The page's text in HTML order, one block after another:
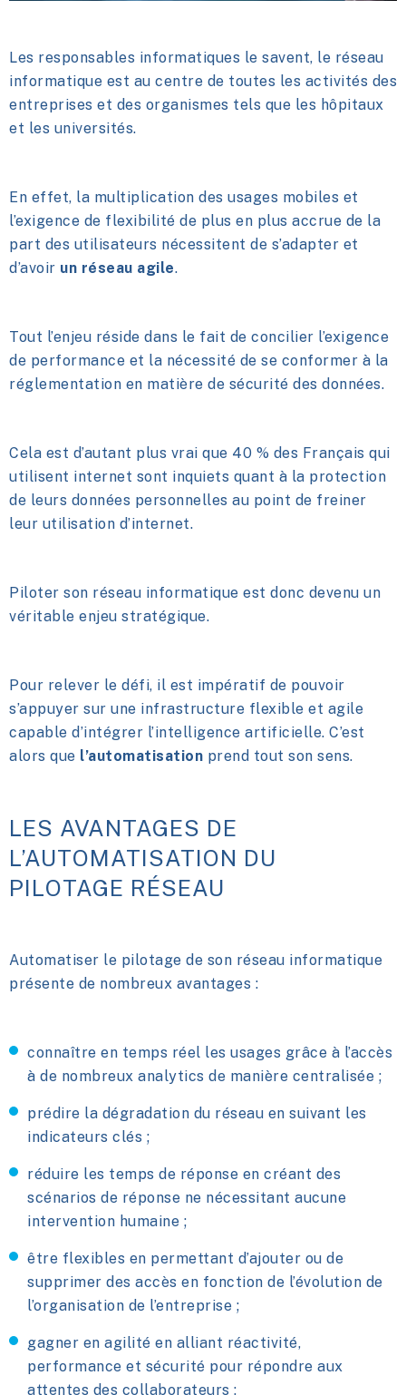
Les responsables informatiques le savent, le réseau
informatique est au centre de toutes les activités des
entreprises et des organismes tels que les hôpitaux
et les universités.
En effet, la multiplication des usages mobiles et
l’exigence de flexibilité de plus en plus accrue de la
part des utilisateurs nécessitent de s’adapter et
d’avoir un réseau agile.
Tout l’enjeu réside dans le fait de concilier l’exigence
de performance et la nécessité de se conformer à la
réglementation en matière de sécurité des données.
Cela est d’autant plus vrai que 40 % des Français qui
utilisent internet sont inquiets quant à la protection
de leurs données personnelles au point de freiner
leur utilisation d’internet.
Piloter son réseau informatique est donc devenu un
véritable enjeu stratégique.
Pour relever le défi, il est impératif de pouvoir
s’appuyer sur une infrastructure flexible et agile
capable d’intégrer l’intelligence artificielle. C’est
alors que l’automatisation prend tout son sens.
LES AVANTAGES DE
L’AUTOMATISATION DU
PILOTAGE RÉSEAU
Automatiser le pilotage de son réseau informatique
présente de nombreux avantages :
connaître en temps réel les usages grâce à l’accès
à de nombreux analytics de manière centralisée ;
prédire la dégradation du réseau en suivant les
indicateurs clés ;
réduire les temps de réponse en créant des
scénarios de réponse ne nécessitant aucune
intervention humaine ;
être flexibles en permettant d’ajouter ou de
supprimer des accès en fonction de l’évolution de
l’organisation de l’entreprise ;
gagner en agilité en alliant réactivité,
performance et sécurité pour répondre aux
attentes des collaborateurs ;